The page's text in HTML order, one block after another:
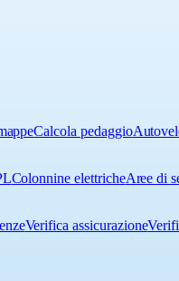
Calcola pedaggio
Colonnine elettricheAree di
Verifica assicurazione